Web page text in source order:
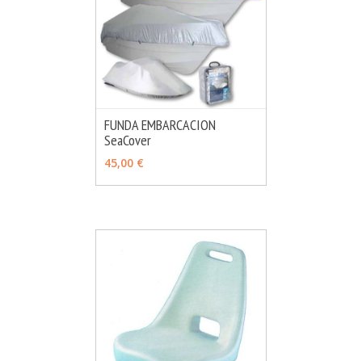
VER OPCIONES
FUNDA EMBARCACION
SeaCover
45,00 €